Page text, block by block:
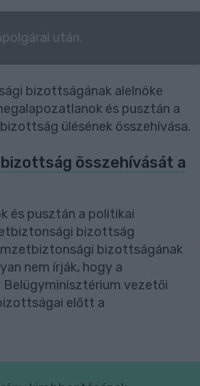
után.
bizottságának alelnöke
és pusztán a
ülésének összehívása.
összehívását a
és pusztán a politikai
bizottság
bizottságának
nem írják, hogy a
Belügyminisztérium vezetői
előtt a